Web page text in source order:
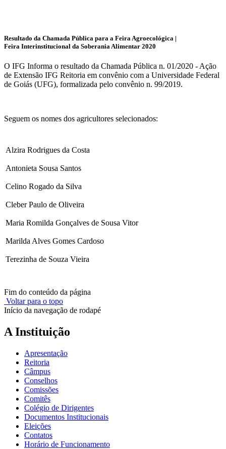
Resultado da Chamada Pública para a Feira Agroecológica |
Feira Interinstitucional da Soberania Alimentar 2020
O IFG Informa o resultado da Chamada Pública n. 01/2020 - Ação
de Extensão IFG Reitoria em convênio com a Universidade Federal
de Goiás (UFG), formalizada pelo convênio n. 99/2019.
Seguem os nomes dos agricultores selecionados:
Alzira Rodrigues da Costa
Antonieta Sousa Santos
Celino Rogado da Silva
Cleber Paulo de Oliveira
Maria Romilda Gonçalves de Sousa Vitor
Marilda Alves Gomes Cardoso
Terezinha de Souza Vieira
Fim do conteúdo da página
Voltar para o topo
Início da navegação de rodapé
A Instituição
Apresentação
Reitoria
Câmpus
Conselhos
Comissões
Comitês
Colégio de Dirigentes
Documentos Institucionais
Eleições
Contatos
Horário de Funcionamento